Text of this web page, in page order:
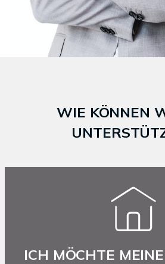
WIE KÖNNEN
ICH MÖCHTE